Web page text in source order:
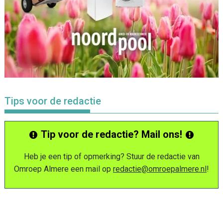
Tips voor de redactie
Tip voor de redactie? Mail ons!
Heb je een tip of opmerking? Stuur de redactie van
Omroep Almere een mail op redactie@omroepalmere.nl!